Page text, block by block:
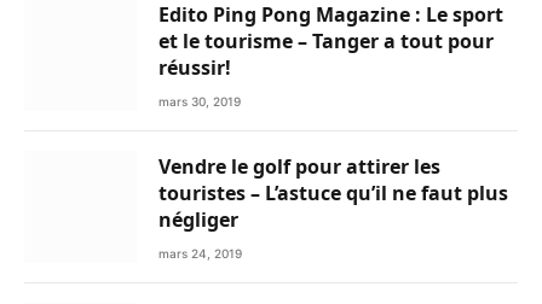
Edito Ping Pong Magazine : Le sport
et le tourisme – Tanger a tout pour
réussir!
mars 30, 2019
Vendre le golf pour attirer les
touristes – L’astuce qu’il ne faut plus
négliger
mars 24, 2019